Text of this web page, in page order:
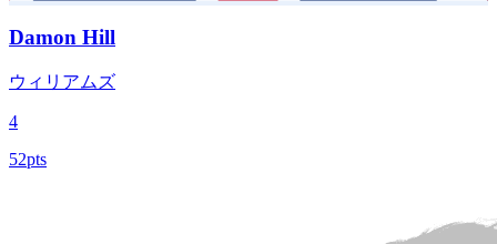
Damon Hill
ウィリアムズ
4
52pts